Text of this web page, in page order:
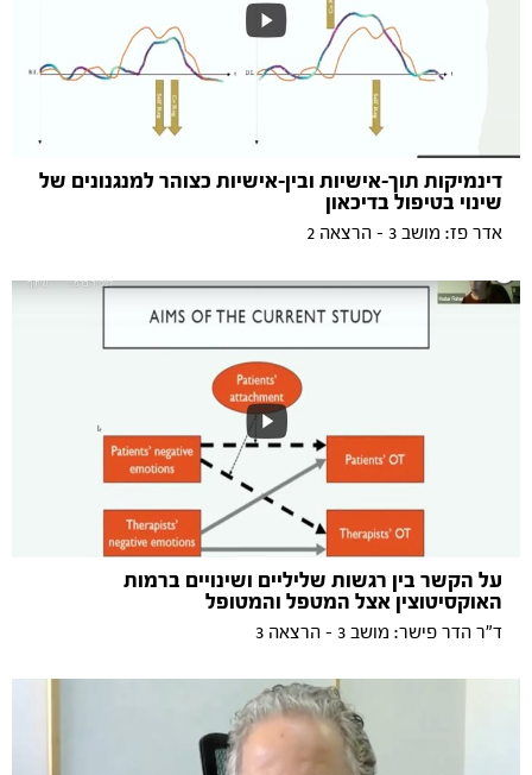
דינמיקות תוך-אישיות ובין-אישיות כצוהר למנגנונים של
שינוי בטיפול בדיכאון
אדר פז: מושב 3 - הרצאה 2
על הקשר בין רגשות שליליים ושינויים ברמות
האוקסיטוצין אצל המטפל והמטופל
ד"ר הדר פישר: מושב 3 - הרצאה 3